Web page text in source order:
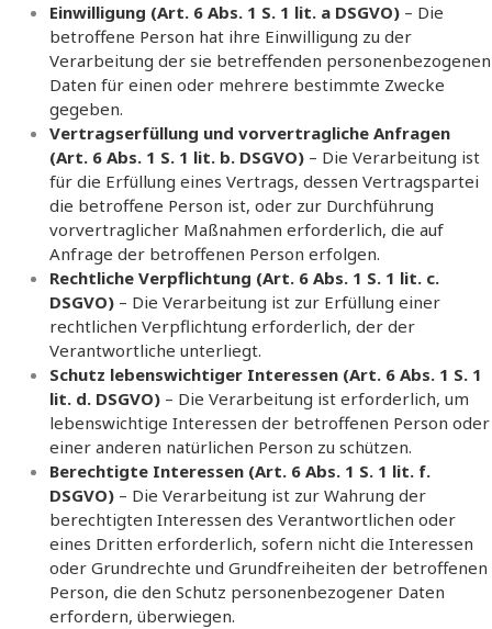
Einwilligung (Art. 6 Abs. 1 S. 1 lit. a DSGVO) – Die
betroffene Person hat ihre Einwilligung zu der
Verarbeitung der sie betreffenden personenbezogenen
Daten für einen oder mehrere bestimmte Zwecke
gegeben.
Vertragserfüllung und vorvertragliche Anfragen
(Art. 6 Abs. 1 S. 1 lit. b. DSGVO) – Die Verarbeitung ist
für die Erfüllung eines Vertrags, dessen Vertragspartei
die betroffene Person ist, oder zur Durchführung
vorvertraglicher Maßnahmen erforderlich, die auf
Anfrage der betroffenen Person erfolgen.
Rechtliche Verpflichtung (Art. 6 Abs. 1 S. 1 lit. c.
DSGVO) – Die Verarbeitung ist zur Erfüllung einer
rechtlichen Verpflichtung erforderlich, der der
Verantwortliche unterliegt.
Schutz lebenswichtiger Interessen (Art. 6 Abs. 1 S. 1
lit. d. DSGVO) – Die Verarbeitung ist erforderlich, um
lebenswichtige Interessen der betroffenen Person oder
einer anderen natürlichen Person zu schützen.
Berechtigte Interessen (Art. 6 Abs. 1 S. 1 lit. f.
DSGVO) – Die Verarbeitung ist zur Wahrung der
berechtigten Interessen des Verantwortlichen oder
eines Dritten erforderlich, sofern nicht die Interessen
oder Grundrechte und Grundfreiheiten der betroffenen
Person, die den Schutz personenbezogener Daten
erfordern, überwiegen.